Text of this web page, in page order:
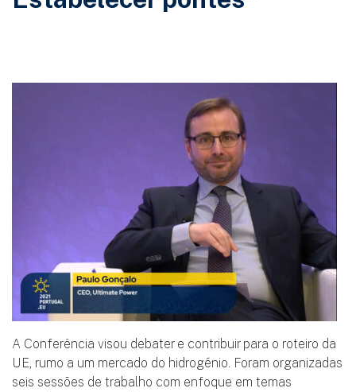
A Conferência visou debater e contribuir para o roteiro da
UE, rumo a um mercado do hidrogénio. Foram organizadas
seis sessões de trabalho com enfoque em temas